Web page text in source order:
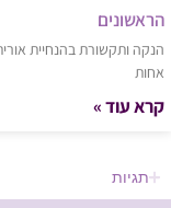
הראשונים
הנקה ותקשורת בהנחיית
אחות
קרא עוד »
תגיות